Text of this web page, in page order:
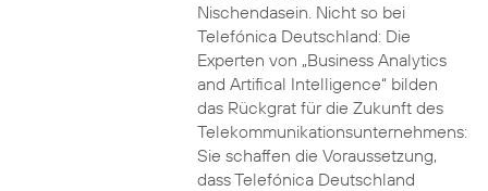
Nischendasein. Nicht so bei
Telefónica Deutschland: Die
Experten von „Business Analytics
and Artifical Intelligence“ bilden
das Rückgrat für die Zukunft des
Telekommunikationsunternehmens:
Sie schaffen die Voraussetzung,
dass Telefónica Deutschland